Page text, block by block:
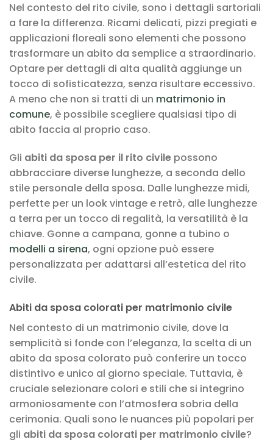
Nel contesto del rito civile, sono i dettagli sartoriali
a fare la differenza. Ricami delicati, pizzi pregiati e
applicazioni floreali sono elementi che possono
trasformare un abito da semplice a straordinario.
Optare per dettagli di alta qualità aggiunge un
tocco di sofisticatezza, senza risultare eccessivo.
A meno che non si tratti di un matrimonio in
comune, è possibile scegliere qualsiasi tipo di
abito faccia al proprio caso.
Gli abiti da sposa per il rito civile possono
abbracciare diverse lunghezze, a seconda dello
stile personale della sposa. Dalle lunghezze midi,
perfette per un look vintage e retrò, alle lunghezze
a terra per un tocco di regalità, la versatilità è la
chiave. Gonne a campana, gonne a tubino o
modelli a sirena, ogni opzione può essere
personalizzata per adattarsi all’estetica del rito
civile.
Abiti da sposa colorati per matrimonio civile
Nel contesto di un matrimonio civile, dove la
semplicità si fonde con l’eleganza, la scelta di un
abito da sposa colorato può conferire un tocco
distintivo e unico al giorno speciale. Tuttavia, è
cruciale selezionare colori e stili che si integrino
armoniosamente con l’atmosfera sobria della
cerimonia. Quali sono le nuances più popolari per
gli abiti da sposa colorati per matrimonio civile?